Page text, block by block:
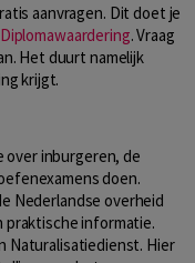
aanvragen. Dit doet je
. Vraag
Het duurt namelijk
krijgt.
over inburgeren, de
doen.
Nederlandse overheid
praktische informatie.
Naturalisatiedienst. Hier